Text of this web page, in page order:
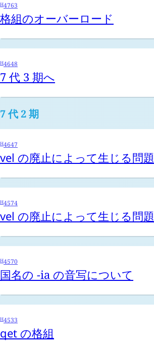
H4763
格組のオーバーロード
H4648
7 代 3 期へ
7 代 2 期
H4647
vel の廃止によって生じる問題
H4574
vel の廃止によって生じる問題
H4570
国名の -ia の音写について
H4533
qet の格組